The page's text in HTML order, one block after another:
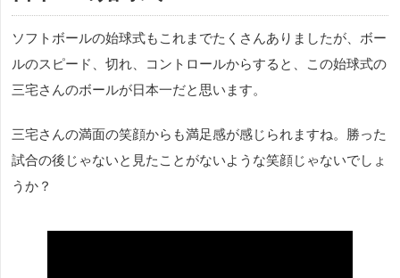
ソフトボールの始球式もこれまでたくさんありましたが、ボー
ルのスピード、切れ、コントロールからすると、この始球式の
三宅さんのボールが日本一だと思います。
三宅さんの満面の笑顔からも満足感が感じられますね。勝った
試合の後じゃないと見たことがないような笑顔じゃないでしょ
うか？